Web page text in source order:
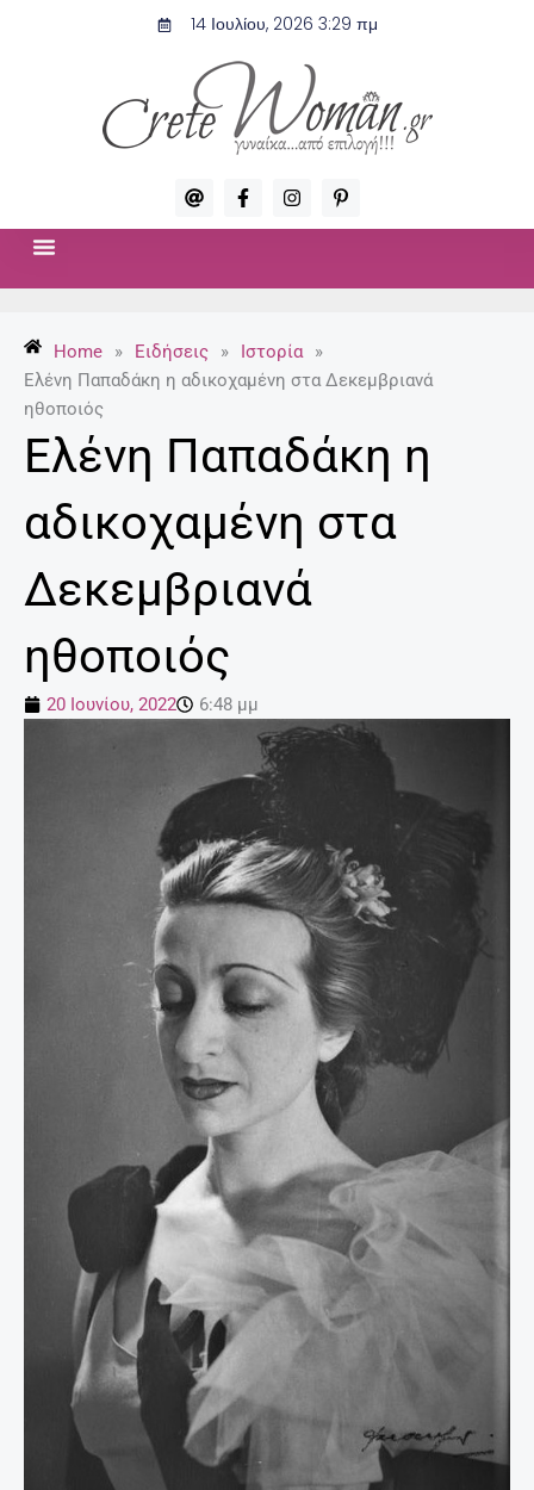
14 Ιουλίου, 2026 3:29 πμ
A
t
F
a
c
-
f
I
n
s
m
P
i
n
p
Home » Ειδήσεις » Ιστορία
»
Ελένη Παπαδάκη η αδικοχαμένη στα Δεκεμβριανά
ηθοποιός
Ελένη Παπαδάκη η
αδικοχαμένη στα
Δεκεμβριανά
ηθοποιός
20 Ιουνίου, 2022 6:48 μμ